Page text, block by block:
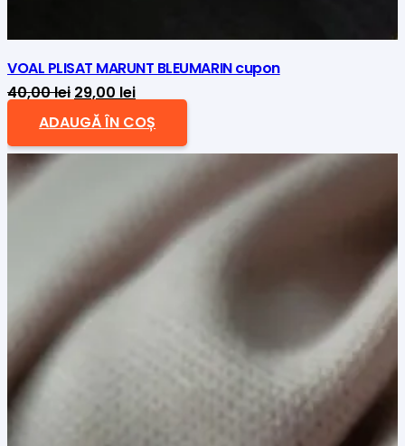
VOAL PLISAT MARUNT BLEUMARIN cupon
40,00lei Prețul
inițial
a
29,00 leiPrețul
curent
este:
29,00 lei.
ADAUGĂ ÎN COȘ